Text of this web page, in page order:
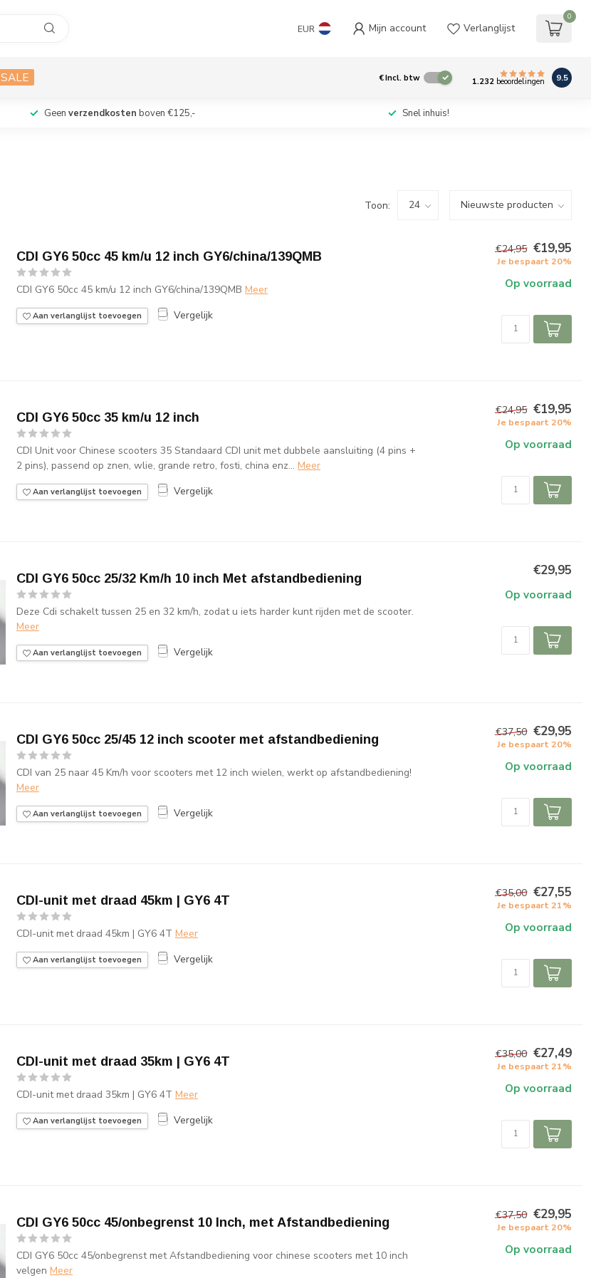
EUR Mijn account Verlanglijst
0
SALE €Incl. btw 1.232 beoordelingen 9.5
Geen verzendkosten boven €125,- Snel inhuis!
Toon:
CDI GY6 50cc 45 km/u 12 inch GY6/china/139QMB
CDI GY6 50cc 45 km/u 12 inch GY6/china/139QMB Meer
Aan verlanglijst toevoegen Vergelijk
€24,95 €19,95
Je bespaart 20%
Op voorraad
CDI GY6 50cc 35 km/u 12 inch
CDI Unit voor Chinese scooters 35 Standaard CDI unit met dubbele aansluiting (4 pins +
2 pins), passend op znen, wlie, grande retro, fosti, china enz... Meer
Aan verlanglijst toevoegen Vergelijk
€24,95 €19,95
Je bespaart 20%
Op voorraad
CDI GY6 50cc 25/32 Km/h 10 inch Met afstandbediening
Deze Cdi schakelt tussen 25 en 32 km/h, zodat u iets harder kunt rijden met de scooter.
Meer
Aan verlanglijst toevoegen Vergelijk
€29,95
Op voorraad
CDI GY6 50cc 25/45 12 inch scooter met afstandbediening
CDI van 25 naar 45 Km/h voor scooters met 12 inch wielen, werkt op afstandbediening!
Meer
Aan verlanglijst toevoegen Vergelijk
€37,50 €29,95
Je bespaart 20%
Op voorraad
CDI-unit met draad 45km | GY6 4T
CDI-unit met draad 45km | GY6 4T Meer
Aan verlanglijst toevoegen Vergelijk
€35,00 €27,55
Je bespaart 21%
Op voorraad
CDI-unit met draad 35km | GY6 4T
CDI-unit met draad 35km | GY6 4T Meer
Aan verlanglijst toevoegen Vergelijk
€35,00 €27,49
Je bespaart 21%
Op voorraad
CDI GY6 50cc 45/onbegrenst 10 Inch, met Afstandbediening
CDI GY6 50cc 45/onbegrenst met Afstandbediening voor chinese scooters met 10 inch
velgen Meer
€37,50 €29,95
Je bespaart 20%
Op voorraad